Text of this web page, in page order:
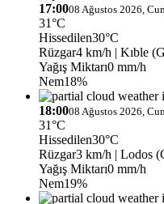
17:0008 Ağustos 2026,
31°C
Hissedilen30°C
Rüzgar4 km/h | Kıble
Yağış Miktarı0 mm/h
Nem18%
18:0008 Ağustos 2026,
31°C
Hissedilen30°C
Rüzgar3 km/h | Lodos
Yağış Miktarı0 mm/h
Nem19%